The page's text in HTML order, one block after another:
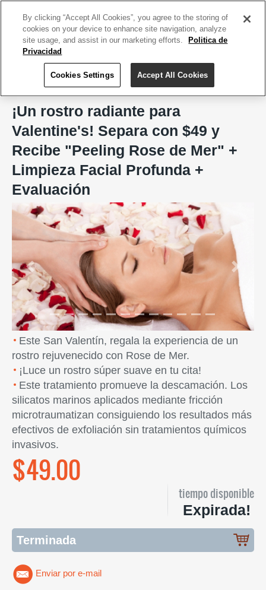
Marilyn Med Aestetics
¡Un rostro radiante para
Valentine's! Separa con $49 y
Recibe "Peeling Rose de Mer" +
Limpieza Facial Profunda +
Evaluación
Previous Next
Este San Valentín, regala la experiencia de un
rostro rejuvenecido con Rose de Mer.
¡Luce un rostro súper suave en tu cita!
Este tratamiento promueve la descamación. Los
silicatos marinos aplicados mediante fricción
microtraumatizan consiguiendo los resultados más
efectivos de exfoliación sin tratamientos químicos
invasivos.
$49.00
tiempo disponible
Expirada!
Terminada
Enviar por e-mail
By clicking “Accept All Cookies”, you agree to the storing of
cookies on your device to enhance site navigation, analyze
site usage, and assist in our marketing efforts.
Politica de
Privacidad
Cookies Settings Accept All Cookies